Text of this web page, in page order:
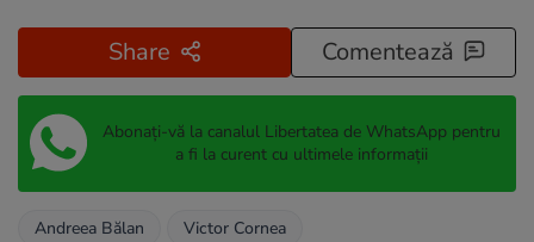
Share Comentează
Abonați-vă la canalul Libertatea de WhatsApp pentru
a fi la curent cu ultimele informații
Andreea Bălan Victor Cornea